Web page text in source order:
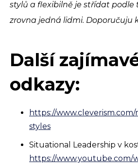
stylů a flexibilně je střídat podle
zrovna jedná lidmi. Doporučuju
Další
odkazy:
https://
styles
Situational Leadership v
https://www.youtube.com/